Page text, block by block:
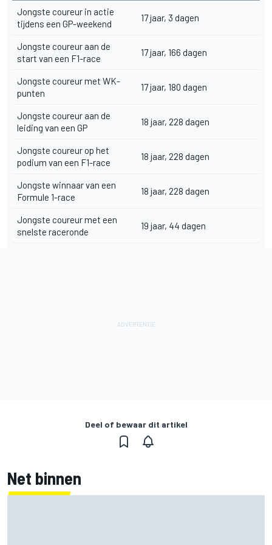
Jongste coureur in actie
tijdens een GP-weekend
17 jaar, 3 dagen
Jongste coureur aan de
start van een F1-race
17 jaar, 166 dagen
Jongste coureur met WK-
punten
17 jaar, 180 dagen
Jongste coureur aan de
leiding van een GP
18 jaar, 228 dagen
Jongste coureur op het
podium van een F1-race
18 jaar, 228 dagen
Jongste winnaar van een
Formule 1-race
18 jaar, 228 dagen
Jongste coureur met een
snelste raceronde
19 jaar, 44 dagen
Deel of bewaar dit artikel
Net binnen